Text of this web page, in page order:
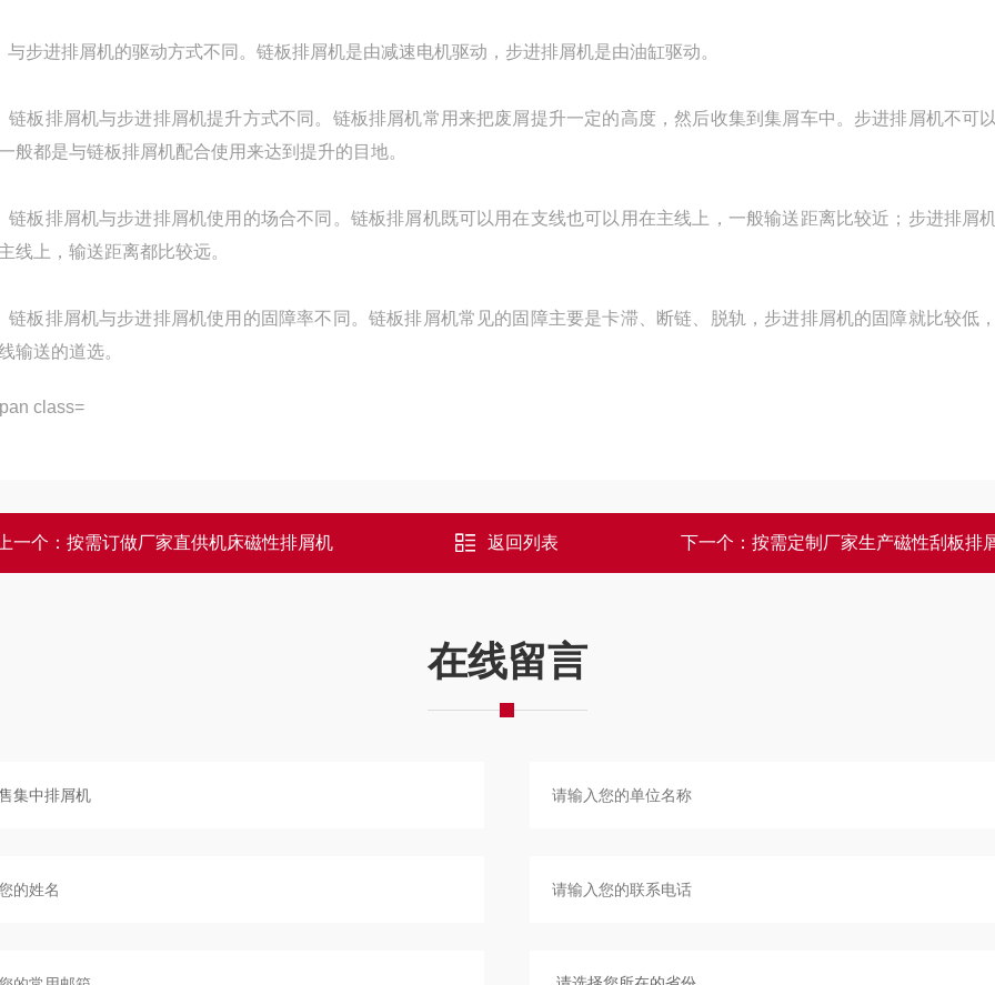
步进排屑机的驱动方式不同。链板排屑机是由减速电机驱动，步进排屑机是由油缸驱动。
板排屑机与步进排屑机提升方式不同。链板排屑机常用来把废屑提升一定的高度，然后收集到集屑车中。步进排屑机不可
般都是与链板排屑机配合使用来达到提升的目地。
板排屑机与步进排屑机使用的场合不同。链板排屑机既可以用在支线也可以用在主线上，一般输送距离比较近；步进排屑
线上，输送距离都比较远。
板排屑机与步进排屑机使用的固障率不同。链板排屑机常见的固障主要是卡滞、断链、脱轨，步进排屑机的固障就比较低
输送的道选。
一个： 按需订做厂家直供机床磁性排屑机 返回列表 下一个： 按需定制厂家生产磁性刮板排
在线留言